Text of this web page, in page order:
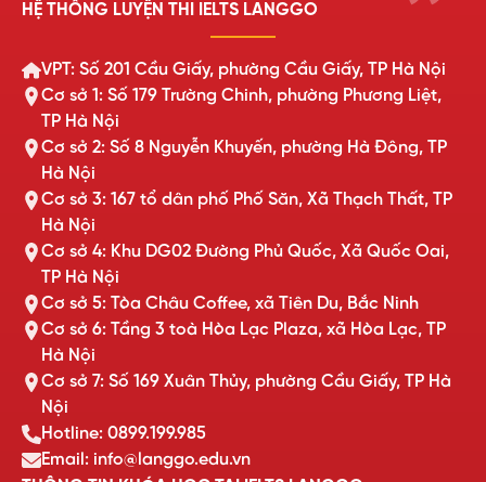
HỆ THỐNG LUYỆN THI IELTS LANGGO
VPT: Số 201 Cầu Giấy, phường Cầu Giấy, TP Hà Nội
Cơ sở 1: Số 179 Trường Chinh, phường Phương Liệt,
TP Hà Nội
Cơ sở 2: Số 8 Nguyễn Khuyến, phường Hà Đông, TP
Hà Nội
Cơ sở 3: 167 tổ dân phố Phố Săn, Xã Thạch Thất, TP
Hà Nội
Cơ sở 4: Khu DG02 Đường Phủ Quốc, Xã Quốc Oai,
TP Hà Nội
Cơ sở 5: Tòa Châu Coffee, xã Tiên Du, Bắc Ninh
Cơ sở 6: Tầng 3 toà Hòa Lạc Plaza, xã Hòa Lạc, TP
Hà Nội
Cơ sở 7: Số 169 Xuân Thủy, phường Cầu Giấy, TP Hà
Nội
Hotline: 0899.199.985
Email: info@langgo.edu.vn